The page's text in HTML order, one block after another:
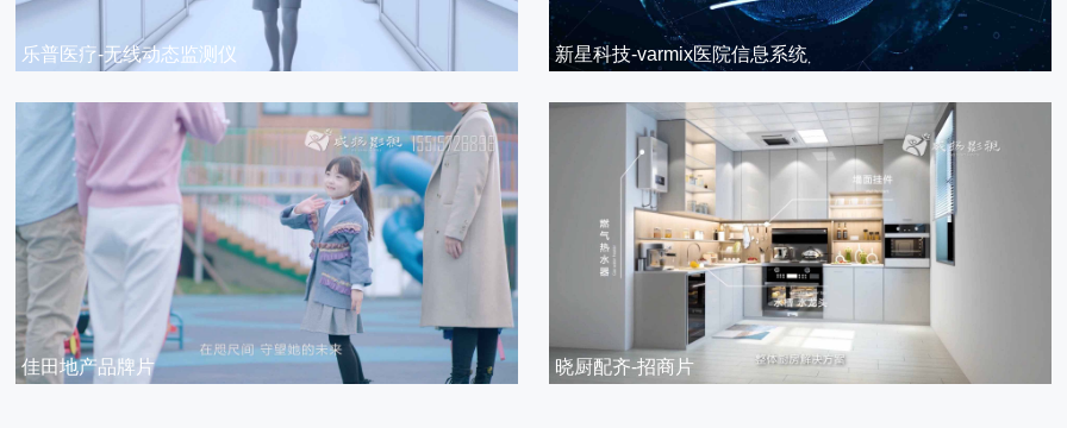
乐普医疗-无线动态监测仪 新星科技-varmix医院信息系统
佳田地产品牌片 晓厨配齐-招商片